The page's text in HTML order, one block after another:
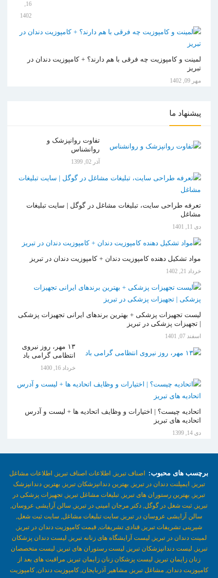
1402
لمینت و کامپوزیت چه فرقی با هم دارند؟ + کامپوزیت دندان در
تبریز
مهر 09, 1402
پیشنهاد ما
تفاوت روانپزشک و
روانشناس
آذر 02, 1399
تعرفه طراحی سایت، تبلیغات مشاغل در گوگل | سایت تبلیغات
مشاغل
دی 11, 1401
مواد تشکیل دهنده کامپوزیت دندان + کامپوزیت دندان در تبریز
خرداد 21, 1402
لیست تجهیزات پزشکی + بهترین برندهای ایرانی تجهیزات پزشکی
| تجهیزات پزشکی در تبریز
اسفند 07, 1401
۱۳ مهر، روز نیروی
انتظامی گرامی باد
خرداد 16, 1400
اتحادیه چیست؟ | اختیارات و وظایف اتحادیه ها + لیست و آدرس
اتحادیه های تبریز
دی 14, 1399
برچسب های محبوب: اصناف تبریز, اطلاعات اصناف تبریز, اطلاعات مشاغل
تبریز, ایمپلنت دندان در تبریز, بهترین دندانپزشکان تبریز, بهترین دندانپزشک
تبریز, بهترین رستوران های تبریز, تبلیغات مشاغل تبریز, تجهیزات پزشکی در
تبریز, ثبت شغل در گوگل, دکتر مرجان امینی در تبریز, سالن آرایشی عروسان,
سالن آرایشی عروسان در تبریز, سایت تبلیغات مشاغل, سایت ثبت شغل,
شیرینی تشریفات تبریز, قنادی تشریفات, قیمت کامپوزیت دندان در تبریز,
لمینت دندان در تبریز, لیست آرایشگاه های زنانه تبریز, لیست دندان پزشکان
تبریز, لیست دندانپزشکان تبریز, لیست رستوران های تبریز, لیست متخصصان
زنان زایمان تبریز, لیست پزشکان زنان زایمان تبریز, مراقبت های بعد از
کامپوزیت دندان, مشاغل تبریز, مشاهیر آذربایجان, کامپوزیت دندان, کامپوزیت